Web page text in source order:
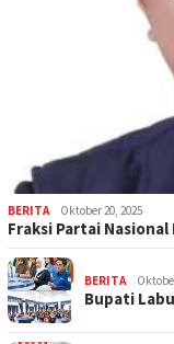
BERITA Oktober 20, 2025
Fraksi Partai
BERITA
Bupati